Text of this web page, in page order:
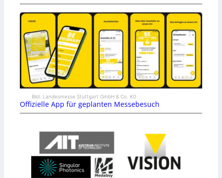
Bild: Landesmesse Stuttgart GmbH & Co. KG
Offizielle App für geplanten Messebesuch